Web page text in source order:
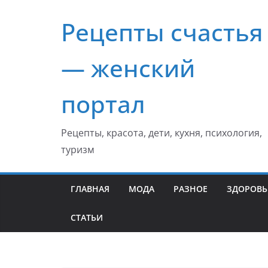
содержимомуРецепты счастья
— женский
портал
Рецепты, красота, дети, кухня, психология,
туризм
ГЛАВНАЯ МОДА РАЗНОЕ
СТАТЬИ